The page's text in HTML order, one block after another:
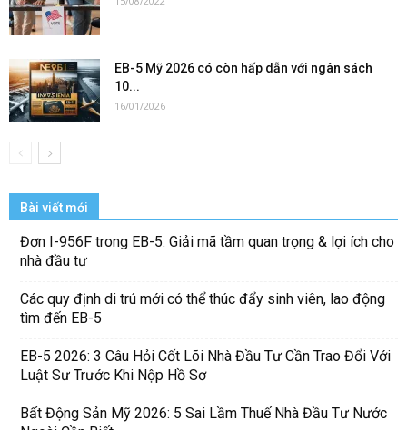
EB-5 Mỹ 2026 có còn hấp dẫn với ngân sách
10...
16/01/2026
Bài viết mới
Đơn I-956F trong EB-5: Giải mã tầm quan trọng & lợi ích cho
nhà đầu tư
Các quy định di trú mới có thể thúc đẩy sinh viên, lao động
tìm đến EB-5
EB-5 2026: 3 Câu Hỏi Cốt Lõi Nhà Đầu Tư Cần Trao Đổi Với
Luật Sư Trước Khi Nộp Hồ Sơ
Bất Động Sản Mỹ 2026: 5 Sai Lầm Thuế Nhà Đầu Tư Nước